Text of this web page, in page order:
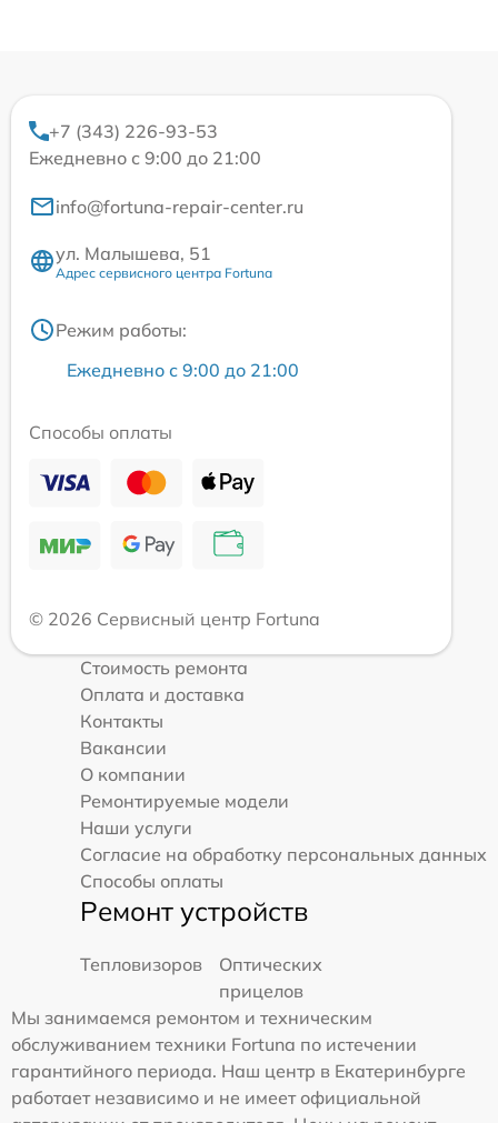
+7 (343) 226-93-53
Ежедневно с 9:00 до 21:00
info@fortuna-repair-center.ru
ул. Малышева, 51
Адрес сервисного центра Fortuna
Режим работы:
Ежедневно с 9:00 до 21:00
Способы оплаты
© 2026 Сервисный центр Fortuna
Стоимость ремонта
Оплата и доставка
Контакты
Вакансии
О компании
Ремонтируемые модели
Наши услуги
Согласие на обработку персональных данных
Способы оплаты
Ремонт устройств
Тепловизоров
Оптических
прицелов
Мы занимаемся ремонтом и техническим
обслуживанием техники Fortuna по истечении
гарантийного периода. Наш центр в Екатеринбурге
работает независимо и не имеет официальной